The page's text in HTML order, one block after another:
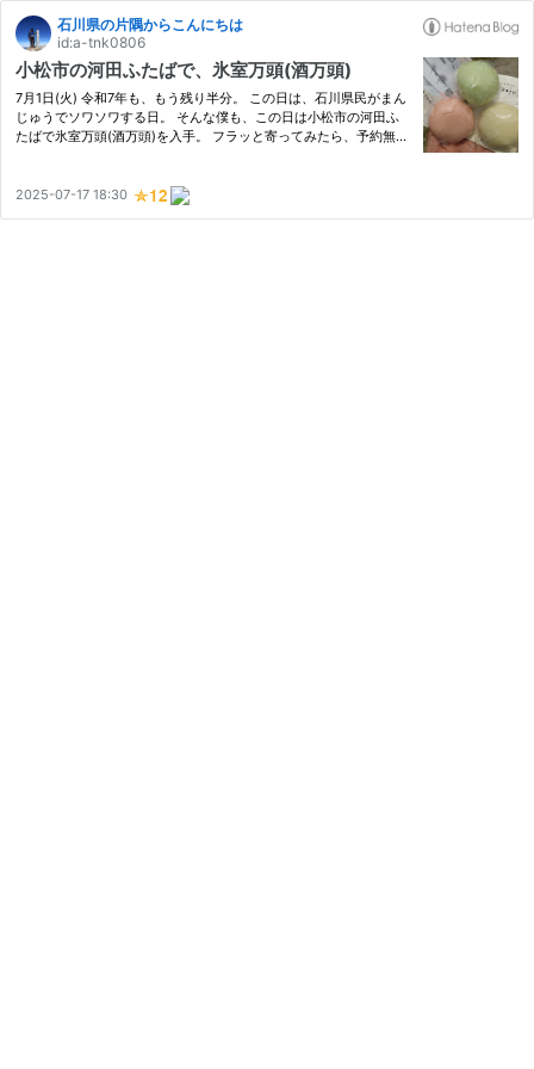
石川県の片隅からこんにちは
id:a-tnk0806
小松市の河田ふたばで、氷室万頭(酒万頭)
7月1日(火) 令和7年も、もう残り半分。 この日は、石川県民がまん
じゅうでソワソワする日。 そんな僕も、この日は小松市の河田ふ
たばで氷室万頭(酒万頭)を入手。 フラッと寄ってみたら、予約無し
2025-07-17 18:30